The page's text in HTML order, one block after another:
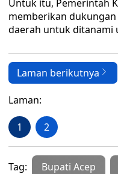
Untuk itu, Pemerintah
memberikan
daerah untuk ditanami
Laman berikutnya
Laman:
1 2
Tag: Bupati Acep